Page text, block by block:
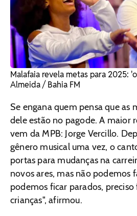
Malafaia revela metas para 2025:
Almeida / Bahia FM
Se engana quem pensa que as
dele estão no pagode. A maior
vem da MPB: Jorge Vercillo.
gênero musical uma vez, o
portas para mudanças na
novos ares, mas não podemos
podemos ficar parados, preciso
crianças", afirmou.